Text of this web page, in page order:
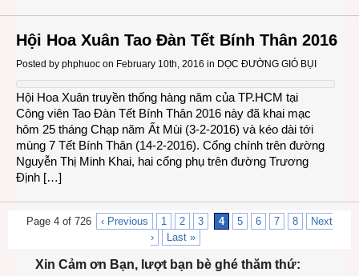
Hội Hoa Xuân Tao Đàn Tết Bính Thân 2016
Posted by phphuoc on February 10th, 2016 in DỌC ĐƯỜNG GIÓ BỤI
Hội Hoa Xuân truyền thống hàng năm của TP.HCM tại
Công viên Tao Đàn Tết Bính Thân 2016 này đã khai mạc
hôm 25 tháng Chạp năm Ất Mùi (3-2-2016) và kéo dài tới
mùng 7 Tết Bính Thân (14-2-2016). Cổng chính trên đường
Nguyễn Thị Minh Khai, hai cổng phụ trên đường Trương
Định […]
Page 4 of 726 ‹ Previous 1 2 3 4 5 6 7 8
Next
›
Last »
Xin Cảm ơn Bạn, lượt bạn bè ghé thăm thứ: